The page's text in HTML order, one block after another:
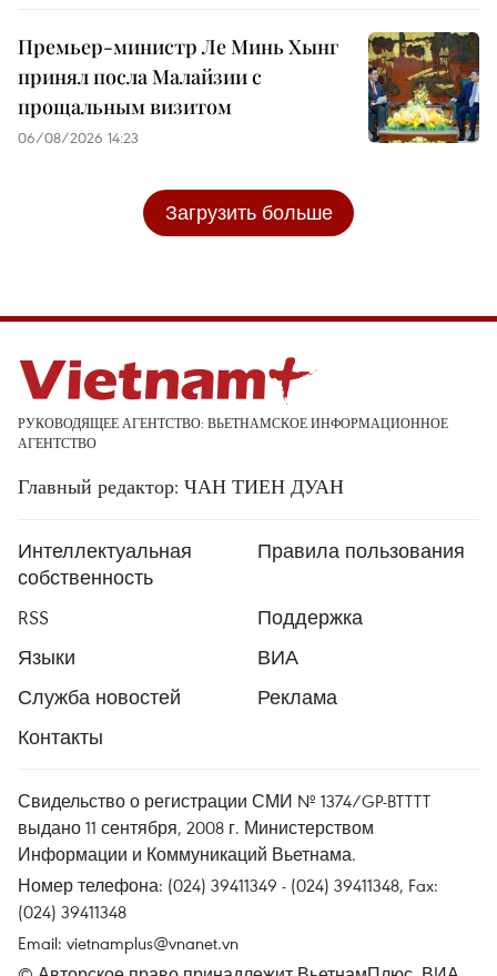
Премьер-министр Ле Минь Хынг
принял посла Малайзии с
прощальным визитом
06/08/2026 14:23
Загрузить больше
РУКОВОДЯЩЕЕ АГЕНТСТВО: ВЬЕТНАМСКОЕ ИНФОРМАЦИОННОЕ
АГЕНТСТВО
Главный редактор: ЧАН ТИЕН ДУАН
Интеллектуальная
собственность
Правила пользования
RSS
Поддержка
Языки
ВИА
Служба новостей
Реклама
Контакты
Свидельство о регистрации СМИ № 1374/GP-BTTTT
выдано 11 сентября, 2008 г. Министерством
Информации и Коммуникаций Вьетнама.
Номер телефона: (024) 39411349 - (024) 39411348, Fax:
(024) 39411348
Email: vietnamplus@vnanet.vn